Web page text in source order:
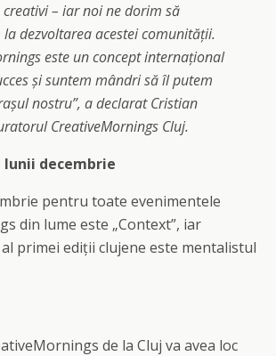
– iar noi ne dorim să
dezvoltarea acestei comunității.
este un concept internațional
și suntem mândri să îl putem
nostru”, a declarat Cristian
CreativeMornings Cluj.
decembrie
pentru toate evenimentele
din lume este „Context”, iar
primei ediții clujene este mentalistul
de la Cluj va avea loc